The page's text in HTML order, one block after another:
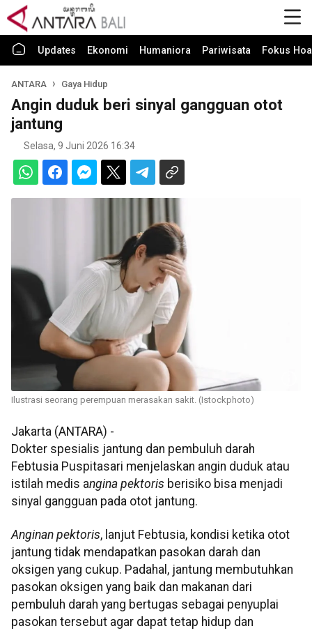
Updates Ekonomi Humaniora Pariwisata Fokus
ANTARA Gaya Hidup
Angin duduk beri sinyal gangguan otot
jantung
Selasa, 9 Juni 2026 16:34
Ilustrasi seorang perempuan merasakan sakit. (Istockphoto)
Jakarta (ANTARA) -
Dokter spesialis jantung dan pembuluh darah
Febtusia Puspitasari menjelaskan angin duduk atau
istilah medis angina pektoris berisiko bisa menjadi
sinyal gangguan pada otot jantung.
Anginan pektoris, lanjut Febtusia, kondisi ketika otot
jantung tidak mendapatkan pasokan darah dan
oksigen yang cukup. Padahal, jantung membutuhkan
pasokan oksigen yang baik dan makanan dari
pembuluh darah yang bertugas sebagai penyuplai
pasokan tersebut agar dapat tetap hidup dan